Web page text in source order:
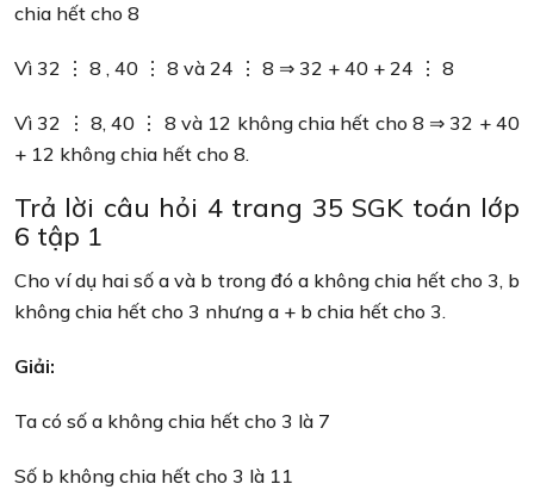
chia hết cho 8
Vì 32 ⋮ 8 , 40 ⋮ 8 và 24 ⋮ 8 ⇒ 32 + 40 + 24 ⋮ 8
Vì 32 ⋮ 8, 40 ⋮ 8 và 12 không chia hết cho 8 ⇒ 32 + 40
+ 12 không chia hết cho 8.
Trả lời câu hỏi 4 trang 35 SGK toán lớp
6 tập 1
Cho ví dụ hai số a và b trong đó a không chia hết cho 3, b
không chia hết cho 3 nhưng a + b chia hết cho 3.
Giải:
Ta có số a không chia hết cho 3 là 7
Số b không chia hết cho 3 là 11